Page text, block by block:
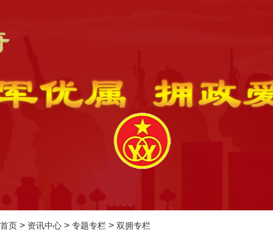
首页 > 资讯中心 > 专题专栏 > 双拥专栏